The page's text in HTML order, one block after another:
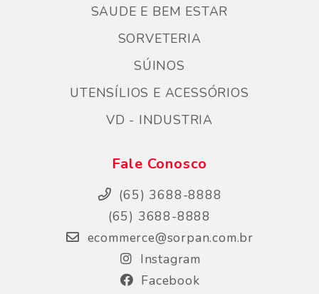
SAUDE E BEM ESTAR
SORVETERIA
SÚINOS
UTENSÍLIOS E ACESSÓRIOS
VD - INDUSTRIA
Fale Conosco
(65) 3688-8888
(65) 3688-8888
ecommerce@sorpan.com.br
Instagram
Facebook